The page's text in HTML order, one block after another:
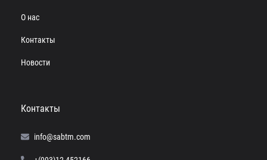
О нас
Контакты
Новости
Контакты
info@sabtm.com